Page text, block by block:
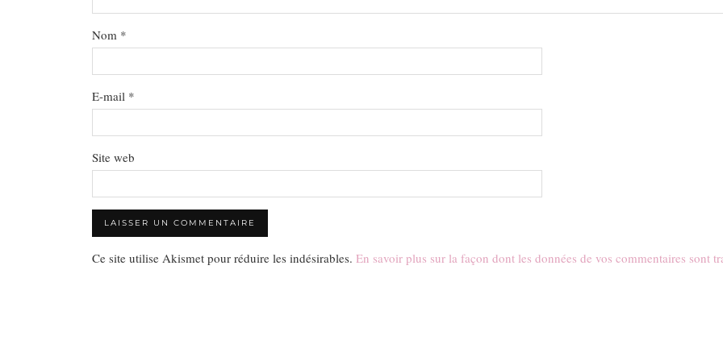
Nom *
E-mail *
Site web
Ce site utilise Akismet pour réduire les indésirables. En savoir plus sur la façon dont les données de vos commentaires sont